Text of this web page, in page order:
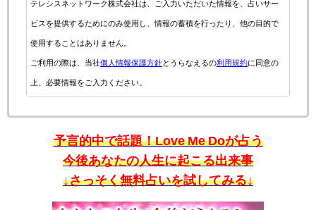
テレシスネットワーク株式会社は、ご入力いただいた情報を、占いサー
ビスを提供するためにのみ使用し、情報の蓄積を行ったり、他の目的で
使用することはありません。
ご利用の際は、当社個人情報保護方針とうらなえるの利用規約に同意の
上、必要情報をご入力ください。
予言的中で話題！Love Me Doが占う
今後あなたの人生に起こる出来事
↓さっそく無料占いを試してみる↓